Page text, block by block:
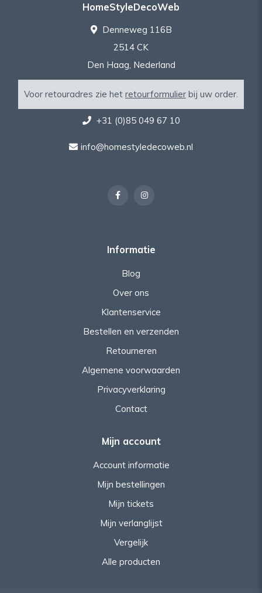
HomeStyleDecoWeb
Denneweg 116B
2514 CK
Den Haag, Nederland
Voor retouradres zie het retourformulier bij uw order.
+31 (0)85 049 67 10
info@homestyledecoweb.nl
Informatie
Blog
Over ons
Klantenservice
Bestellen en verzenden
Retourneren
Algemene voorwaarden
Privacyverklaring
Contact
Mijn account
Account informatie
Mijn bestellingen
Mijn tickets
Mijn verlanglijst
Vergelijk
Alle producten